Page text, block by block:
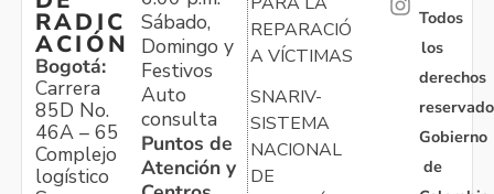
RADIC
ACIÓN
Bogotá:
Carrera
85D No.
46A – 65
Complejo
logístico
Sábado,
Domingo y
Festivos
Auto
consulta
Puntos de
Atención y
REPARACIÓN
A VÍCTIMAS
SNARIV-
SISTEMA
NACIONAL
DE
Todos
los
derechos
Gobierno
de